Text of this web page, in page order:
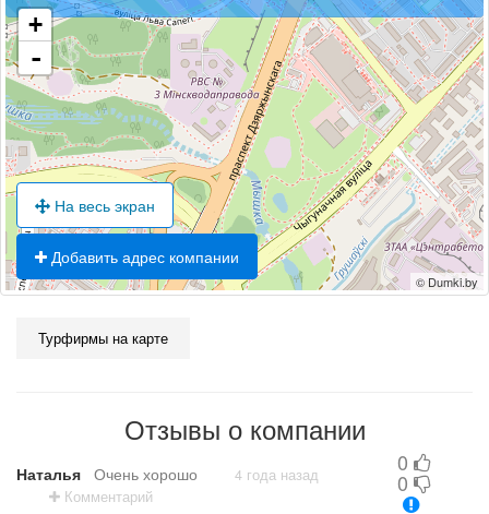
+
-
На весь экран
Добавить адрес компании
© Dumki.by
Турфирмы на карте
Отзывы о компании
Наталья Очень хорошо
4 года назад
Комментарий
0
0